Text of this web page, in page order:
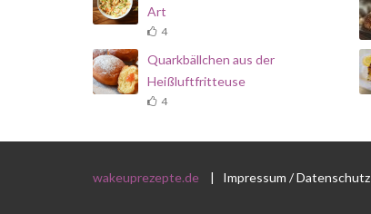
Art
4
Quarkbällchen aus der
Heißluftfritteuse
4
wakeuprezepte.de | Impressum / Datenschutz